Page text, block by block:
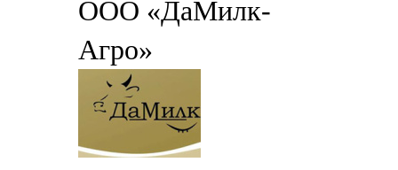
ООО «ДаМилк-
Агро»